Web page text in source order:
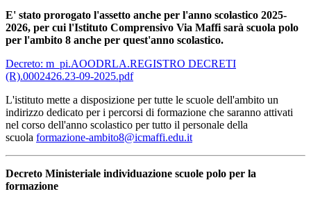
E' stato prorogato l'assetto anche per l'anno scolastico 2025-
2026, per cui l'Istituto Comprensivo Via Maffi sarà scuola polo
per l'ambito 8 anche per quest'anno scolastico.
Decreto: m_pi.AOODRLA.REGISTRO DECRETI
(R).0002426.23-09-2025.pdf
L'istituto mette a disposizione per tutte le scuole dell'ambito un
indirizzo dedicato per i percorsi di formazione che saranno attivati
nel corso dell'anno scolastico per tutto il personale della
scuola formazione-ambito8@icmaffi.edu.it
Decreto Ministeriale individuazione scuole polo per la
formazione